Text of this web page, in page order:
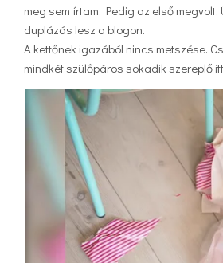
meg sem írtam. Pedig az első megvolt.
duplázás lesz a blogon.
A kettőnek igazából nincs metszése.
mindkét szülőpáros sokadik szereplő